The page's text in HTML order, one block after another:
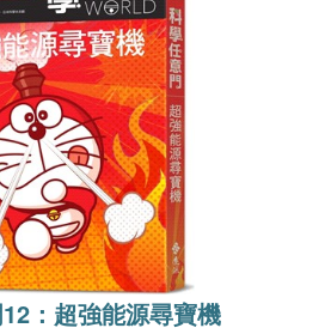
：超強能源尋寶機